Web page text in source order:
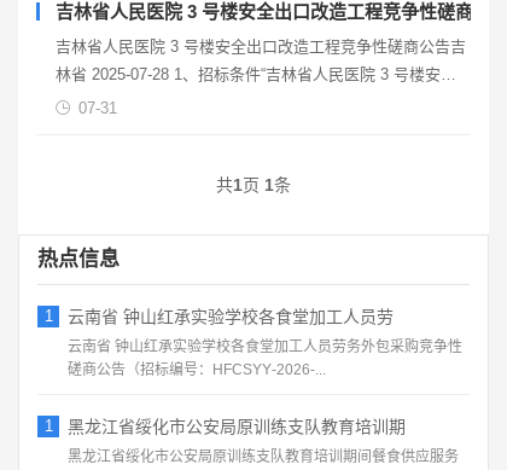
吉林省人民医院 3 号楼安全出口改造工程竞争性磋商公告
吉林省人民医院 3 号楼安全出口改造工程竞争性磋商公告吉
林省 2025-07-28 1、招标条件“吉林省人民医院 3 号楼安全
出口改造工程” 的潜在供应商应于
07-31
共1页 1条
热点信息
1 云南省 钟山红承实验学校各食堂加工人员劳
云南省 钟山红承实验学校各食堂加工人员劳务外包采购竞争性
磋商公告（招标编号：HFCSYY‑2026‑...
1 黑龙江省绥化市公安局原训练支队教育培训期
黑龙江省绥化市公安局原训练支队教育培训期间餐食供应服务